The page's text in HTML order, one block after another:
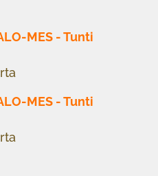
MES - Tunti
MES - Tunti